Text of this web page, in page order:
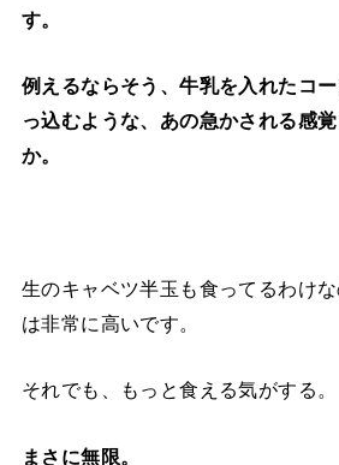
す。
例えるならそう、牛乳を入れたコ
っ込むような、あの急かされる感
か。
生のキャベツ半玉も食ってるわけ
は非常に高いです。
それでも、もっと食える気がする。
まさに無限。